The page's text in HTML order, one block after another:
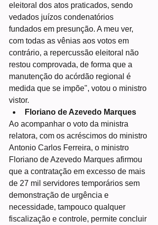
eleitoral dos atos praticados, sendo
vedados juízos condenatórios
fundados em presunção. A meu ver,
com todas as vênias aos votos em
contrário, a repercussão eleitoral não
restou comprovada, de forma que a
manutenção do acórdão regional é
medida que se impõe", votou o ministro
vistor.
Floriano de Azevedo Marques
Ao acompanhar o voto da ministra
relatora, com os acréscimos do ministro
Antonio Carlos Ferreira, o ministro
Floriano de Azevedo Marques afirmou
que a contratação em excesso de mais
de 27 mil servidores temporários sem
demonstração de urgência e
necessidade, tampouco qualquer
fiscalização e controle, permite concluir